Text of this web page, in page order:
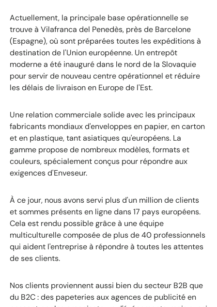
Actuellement, la principale base opérationnelle se
trouve à Vilafranca del Penedès, près de Barcelone
(Espagne), où sont préparées toutes les expéditions à
destination de l'Union européenne. Un entrepôt
moderne a été inauguré dans le nord de la Slovaquie
pour servir de nouveau centre opérationnel et réduire
les délais de livraison en Europe de l'Est.
Une relation commerciale solide avec les principaux
fabricants mondiaux d'enveloppes en papier, en carton
et en plastique, tant asiatiques qu'européens. La
gamme propose de nombreux modèles, formats et
couleurs, spécialement conçus pour répondre aux
exigences d'Enveseur.
À ce jour, nous avons servi plus d'un million de clients
et sommes présents en ligne dans 17 pays européens.
Cela est rendu possible grâce à une équipe
multiculturelle composée de plus de 40 professionnels
qui aident l'entreprise à répondre à toutes les attentes
de ses clients.
Nos clients proviennent aussi bien du secteur B2B que
du B2C : des papeteries aux agences de publicité en